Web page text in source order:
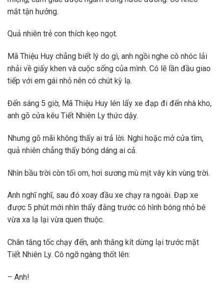
mắt tận hưởng.
Quả nhiên trẻ con thích kẹo ngọt.
Mã Thiệu Huy chẳng biết lý do gì, anh ngồi nghe cô nhóc lải
nhải về giấy khen và cuộc sống của mình. Có lẽ lần đầu giao
tiếp với em gái nhỏ nên có chút kỳ lạ.
Đến sáng 5 giờ, Mã Thiệu Huy lén lấy xe đạp đi đến nhà kho,
anh gõ cửa kêu Tiết Nhiên Ly thức dậy.
Nhưng gõ mãi không thấy ai trả lời. Nghi hoặc mở cửa tìm,
quả nhiên chẳng thấy bóng dáng ai cả.
Nhìn bầu trời còn tối om, hơi sương mù mịt vây kín vùng trời.
Anh nghĩ nghĩ, sau đó xoay đầu xe chạy ra ngoài. Đạp xe
được 5 phút mới nhìn thấy đằng trước có hình bóng nhỏ bé
vừa xa lạ lại vừa quen thuộc.
Chân tăng tốc chạy đến, anh thắng kít dừng lại trước mặt
Tiết Nhiên Ly. Cô ngỡ ngàng thốt lên:
– Anh!